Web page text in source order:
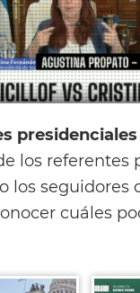
presidenciales
los referentes
los seguidores
cuáles